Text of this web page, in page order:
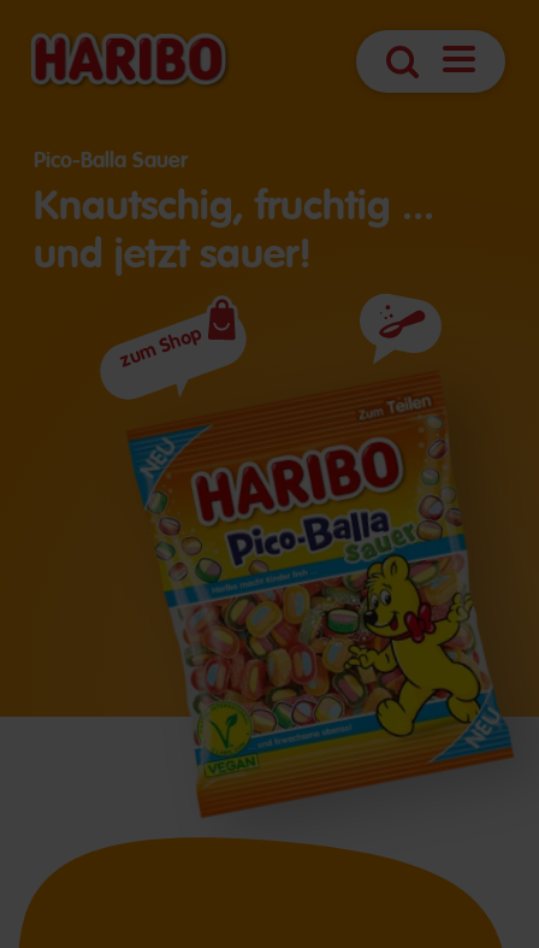
Suche
Pico-Balla Sauer
Knautschig, fruchtig ...
und jetzt sauer!
Zutaten
zum Shop